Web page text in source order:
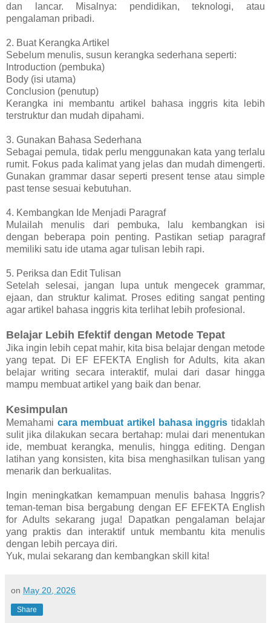
dan lancar. Misalnya: pendidikan, teknologi, atau
pengalaman pribadi.
2. Buat Kerangka Artikel
Sebelum menulis, susun kerangka sederhana seperti:
Introduction (pembuka)
Body (isi utama)
Conclusion (penutup)
Kerangka ini membantu artikel bahasa inggris kita lebih
terstruktur dan mudah dipahami.
3. Gunakan Bahasa Sederhana
Sebagai pemula, tidak perlu menggunakan kata yang terlalu
rumit. Fokus pada kalimat yang jelas dan mudah dimengerti.
Gunakan grammar dasar seperti present tense atau simple
past tense sesuai kebutuhan.
4. Kembangkan Ide Menjadi Paragraf
Mulailah menulis dari pembuka, lalu kembangkan isi
dengan beberapa poin penting. Pastikan setiap paragraf
memiliki satu ide utama agar tulisan lebih rapi.
5. Periksa dan Edit Tulisan
Setelah selesai, jangan lupa untuk mengecek grammar,
ejaan, dan struktur kalimat. Proses editing sangat penting
agar artikel bahasa inggris kita terlihat lebih profesional.
Belajar Lebih Efektif dengan Metode Tepat
Jika ingin lebih cepat mahir, kita bisa belajar dengan metode
yang tepat. Di EF EFEKTA English for Adults, kita akan
belajar writing secara interaktif, mulai dari dasar hingga
mampu membuat artikel yang baik dan benar.
Kesimpulan
Memahami cara membuat artikel bahasa inggris tidaklah
sulit jika dilakukan secara bertahap: mulai dari menentukan
ide, membuat kerangka, menulis, hingga editing. Dengan
latihan yang konsisten, kita bisa menghasilkan tulisan yang
menarik dan berkualitas.
Ingin meningkatkan kemampuan menulis bahasa Inggris?
teman-teman bisa bergabung dengan EF EFEKTA English
for Adults sekarang juga! Dapatkan pengalaman belajar
yang praktis dan interaktif untuk membantu kita menulis
dengan lebih percaya diri.
Yuk, mulai sekarang dan kembangkan skill kita!
on May 20, 2026
Share